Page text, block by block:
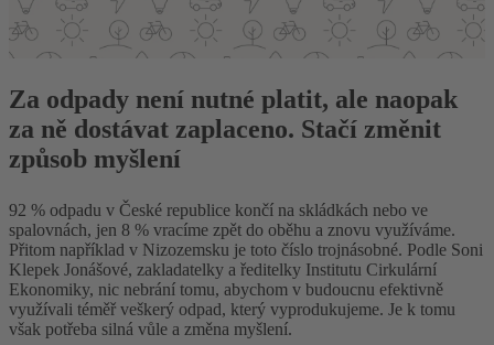
Za odpady není nutné platit, ale naopak
za ně dostávat zaplaceno. Stačí změnit
způsob myšlení
92 % odpadu v České republice končí na skládkách nebo ve
spalovnách, jen 8 % vracíme zpět do oběhu a znovu využíváme.
Přitom například v Nizozemsku je toto číslo trojnásobné. Podle Soni
Klepek Jonášové, zakladatelky a ředitelky Institutu Cirkulární
Ekonomiky, nic nebrání tomu, abychom v budoucnu efektivně
využívali téměř veškerý odpad, který vyprodukujeme. Je k tomu
však potřeba silná vůle a změna myšlení.